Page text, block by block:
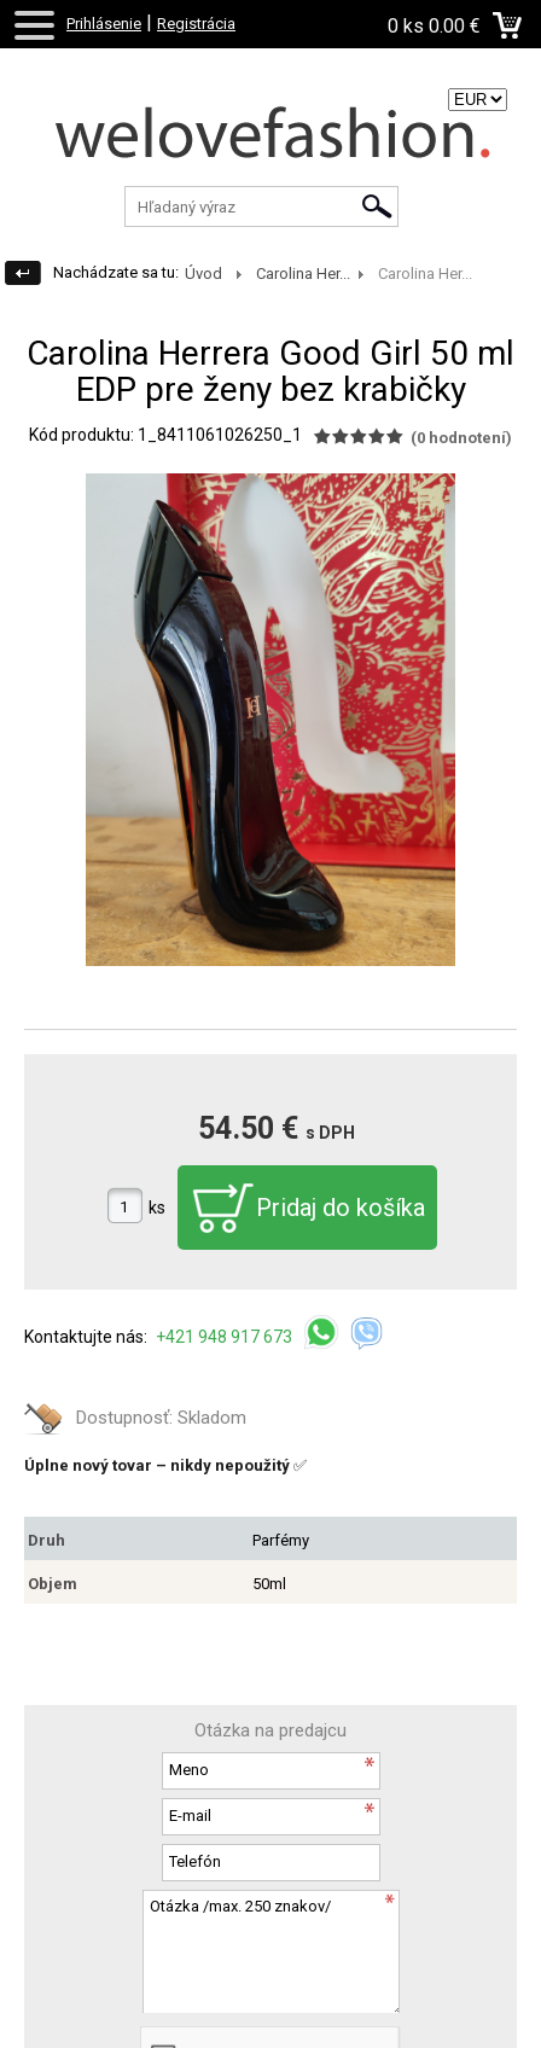
Prihlásenie | Registrácia 0 ks 0.00 €
Nachádzate sa tu: Úvod Carolina Her... Carolina Her...
Carolina Herrera Good Girl 50 ml
EDP pre ženy bez krabičky
Kód produktu: 1_8411061026250_1 (0 hodnotení)
54.50 € s DPH
ks
Kontaktujte nás: +421 948 917 673
Dostupnosť: Skladom
Úplne nový tovar – nikdy nepoužitý ✅
Druh Parfémy
Objem 50ml
Otázka na predajcu